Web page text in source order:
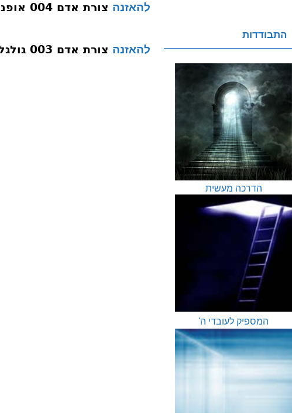
להאזנה צורת אדם 004 אופני שורשי צורות המחשבה
להאזנה צורת אדם 003 גולגלת-חלל-אויר-מוחין
התבודדות
הדרכה מעשית
המספיק לעובדי ה'